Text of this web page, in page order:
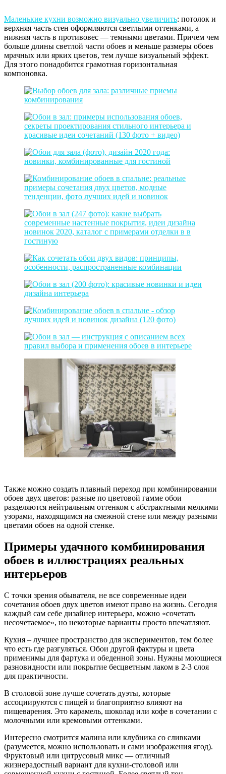
Маленькие кухни возможно визуально увеличить: потолок и
верхняя часть стен оформляются светлыми оттенками, а
нижняя часть в противовес — темными цветами. Причем чем
больше длины светлой части обоев и меньше размеры обоев
мрачных или ярких цветов, тем лучше визуальный эффект.
Для этого понадобится грамотная горизонтальная
компоновка.
Также можно создать плавный переход при комбинировании
обоев двух цветов: разные по цветовой гамме обои
разделяются нейтральным оттенком с абстрактными мелкими
узорами, находящимся на смежной стене или между разными
цветами обоев на одной стенке.
Примеры удачного комбинирования
обоев в иллюстрациях реальных
интерьеров
С точки зрения обывателя, не все современные идеи
сочетания обоев двух цветов имеют право на жизнь. Сегодня
каждый сам себе дизайнер интерьера, можно «сочетать
несочетаемое», но некоторые варианты просто впечатляют.
Кухня – лучшее пространство для экспериментов, тем более
что есть где разгуляться. Обои другой фактуры и цвета
применимы для фартука и обеденной зоны. Нужны моющиеся
разновидности или покрытие бесцветным лаком в 2-3 слоя
для практичности.
В столовой зоне лучше сочетать дуэты, которые
ассоциируются с пищей и благоприятно влияют на
пищеварения. Это карамель, шоколад или кофе в сочетании с
молочными или кремовыми оттенками.
Интересно смотрится малина или клубника со сливками
(разумеется, можно использовать и сами изображения ягод).
Фруктовый или цитрусовый микс — отличный
жизнерадостный вариант для кухни-столовой или